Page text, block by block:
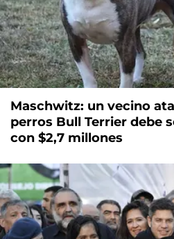
Maschwitz: un vecino
perros Bull Terrier debe
con $2,7 millones